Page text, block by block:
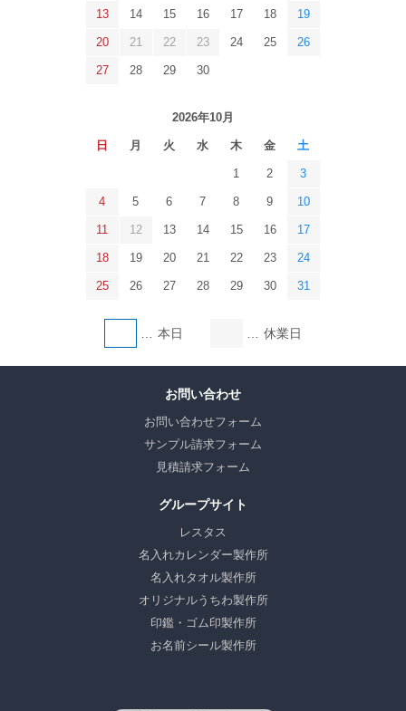
13 14 15 16 17 18 19
20 21 22 23 24 25 26
27 28 29 30
2026年10月
日 月 火 水 木 金 土
1 2 3
4 5 6 7 8 9 10
11 12 13 14 15 16 17
18 19 20 21 22 23 24
25 26 27 28 29 30 31
本日 休業日
お問い合わせ
お問い合わせフォーム
サンプル請求フォーム
見積請求フォーム
グループサイト
レスタス
名入れカレンダー製作所
名入れタオル製作所
オリジナルうちわ製作所
印鑑・ゴム印製作所
お名前シール製作所